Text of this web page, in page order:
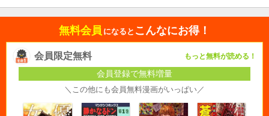
無料会員 になると こんなにお得！
会員限定無料 もっと無料が読める！
会員登録で無料増量
＼この他にも会員無料漫画がいっぱい／